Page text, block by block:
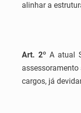
alinhar a
Art. 2ºA atual
cargos, já